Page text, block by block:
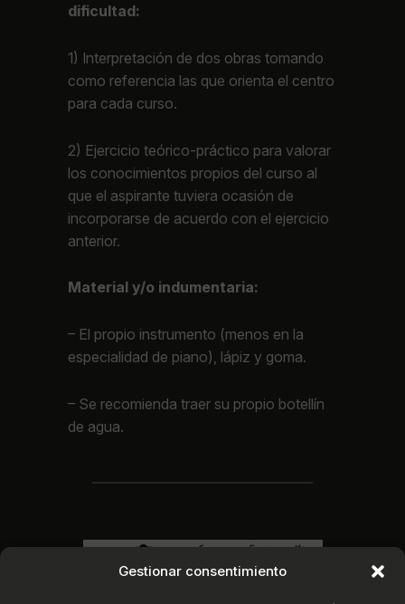
Gestionar consentimiento
dificultad:
1) Interpretación de dos obras tomando
como referencia las que orienta el centro
para cada curso.
2) Ejercicio teórico-práctico para valorar
los conocimientos propios del curso al
que el aspirante tuviera ocasión de
incorporarse de acuerdo con el ejercicio
anterior.
Material y/o indumentaria:
– El propio instrumento (menos en la
especialidad de piano), lápiz y goma.
– Se recomienda traer su propio botellín
de agua.